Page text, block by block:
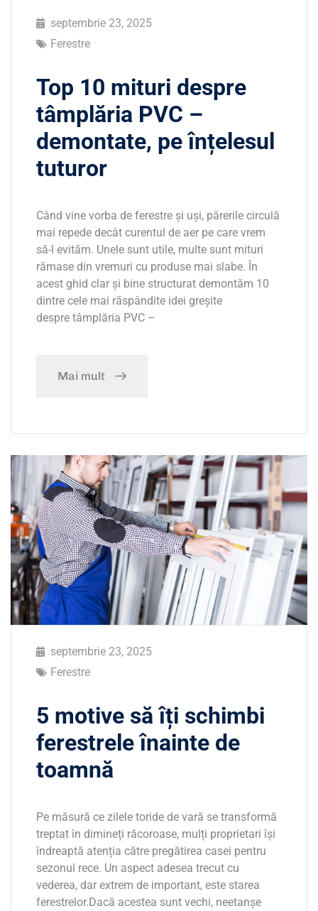
septembrie 23, 2025
Ferestre
Top 10 mituri despre
tâmplăria PVC –
demontate, pe înțelesul
tuturor
Când vine vorba de ferestre și uși, părerile circulă
mai repede decât curentul de aer pe care vrem
să-l evităm. Unele sunt utile, multe sunt mituri
rămase din vremuri cu produse mai slabe. În
acest ghid clar și bine structurat demontăm 10
dintre cele mai răspândite idei greșite
despre tâmplăria PVC –
Mai mult
septembrie 23, 2025
Ferestre
5 motive să îți schimbi
ferestrele înainte de
toamnă
Pe măsură ce zilele toride de vară se transformă
treptat în dimineți răcoroase, mulți proprietari își
îndreaptă atenția către pregătirea casei pentru
sezonul rece. Un aspect adesea trecut cu
vederea, dar extrem de important, este starea
ferestrelor.Dacă acestea sunt vechi, neetanșe